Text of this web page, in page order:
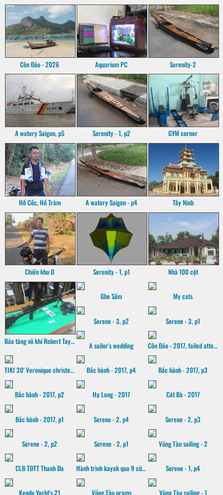
Côn Đảo - 2026 Aquarium PC Serenity-2
A watery Saigon, p5 Serenity - 1, p2 GYM corner
Hồ Cốc, Hồ Tràm A watery Saigon - p4 Tây Ninh
Chiến khu D Serenity - 1, p1 Nhà 100 cột
Bảo tàng vũ khí Robert Taylor
Ghe Sấm My cats
Serene - 3, p2 Serene - 3, p1
A sailor's wedding Côn Đảo - 2017, failed attempt
TIKI 30' Veronique christening Bắc hành - 2017, p4 Bắc hành - 2017, p3
Bắc hành - 2017, p2 Hạ Long - 2017 Cát Bà - 2017
Bắc hành - 2017, p1 Serene - 2, p4 Serene - 2, p3
Serene - 2, p2 Serene - 2, p1 Vũng Tàu sailing - 2
CLB TDTT Thanh Đa Hành trình kayak qua 9 cửa sông Mekong, 2016 Serene - 1, p4
Kendu Yacht's 21 Vũng Tàu prams Vũng Tàu sailing - 1